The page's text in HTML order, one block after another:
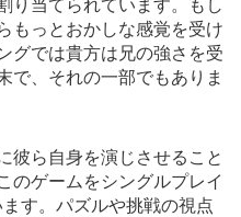
り当てられています。もし
もっとおかしな感覚を受け
グでは貴方は兄の強さを受
で、それの一部でもありま
ら自身を演じさせること
のゲームをシングルプレイ
す。パズルや挑戦の視点